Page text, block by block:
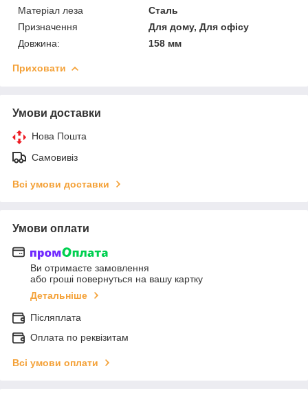
Матеріал леза
Сталь
Призначення
Для дому, Для офісу
Довжина:
158 мм
Приховати
Умови доставки
Нова Пошта
Самовивіз
Всі умови доставки
Умови оплати
Ви отримаєте замовлення
або гроші повернуться на вашу картку
Детальніше
Післяплата
Оплата по реквізитам
Всі умови оплати